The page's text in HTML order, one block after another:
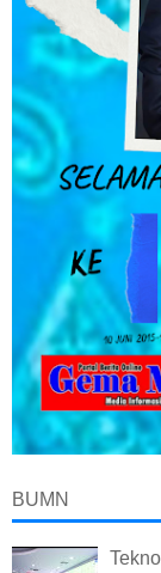
BUMN